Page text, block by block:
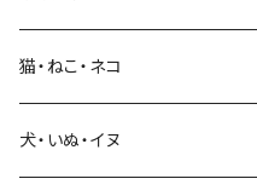
生活・暮らし
猫・ねこ・ネコ
犬・いぬ・イヌ